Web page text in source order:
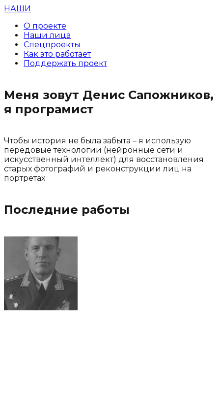
НАШИ
О проекте
Наши лица
Спецпроекты
Как это работает
Поддержать проект
Меня зовут Денис Сапожников,
я програмист
Чтобы история не была забыта – я использую
передовые технологии (нейронные сети и
искусственный интеллект) для восстановления
старых фотографий и реконструкции лиц на
портретах
Последние работы